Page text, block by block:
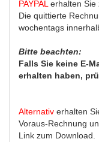
PAYPAL erhalten Sie
Die quittierte
wochentags
Bitte beachten:
Falls Sie keine E-
erhalten haben,
Alternativ erhalten
Voraus-Rechnung
Link zum Download.